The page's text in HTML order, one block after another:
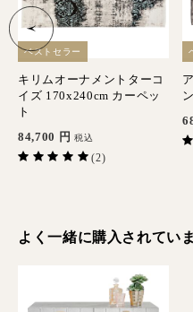
ベストセラー
キリムオーナメントターコ
イズ 170x240cm カーペッ
ト
84,700 円 税込
(2)
よく一緒に購入されてい